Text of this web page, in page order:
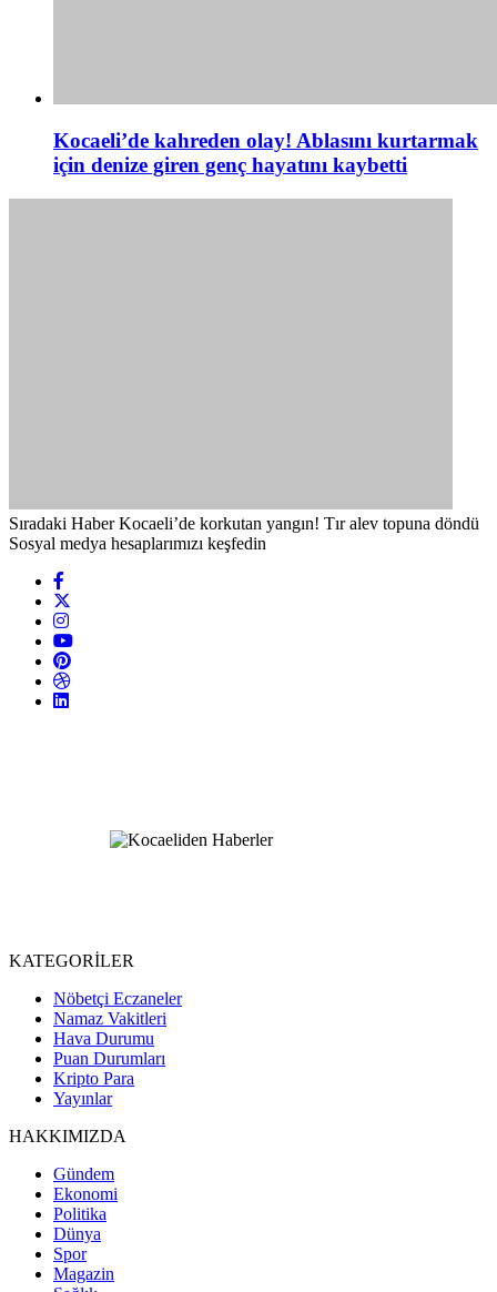
Kocaeli’de kahreden olay! Ablasını kurtarmak
için denize giren genç hayatını kaybetti
Sıradaki Haber Kocaeli’de korkutan yangın! Tır alev topuna döndü
Sosyal medya hesaplarımızı keşfedin
KATEGORİLER
Nöbetçi Eczaneler
Namaz Vakitleri
Hava Durumu
Puan Durumları
Kripto Para
Yayınlar
HAKKIMIZDA
Gündem
Ekonomi
Politika
Dünya
Spor
Magazin